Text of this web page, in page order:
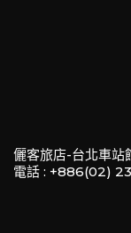
儷客旅店-台北車站
電話 : +886(02)